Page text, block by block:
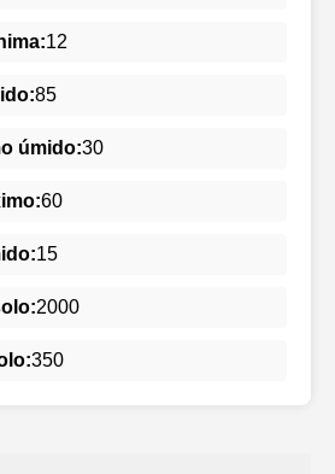
12
85
úmido:30
60
15
2000
350